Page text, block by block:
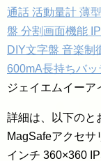
通話 活動量計 薄
盤 分割画面機能
DIY文字盤 音楽制
600mA長持ちバ
ジェイエムイーア
詳細は、以下のと
MagSafeアクセサ
インチ 360×360